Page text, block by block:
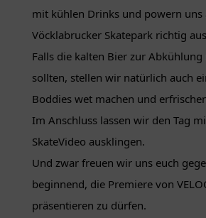
mit kühlen Drinks und powern uns
Vöcklabrucker Skatepark richtig
Falls die kalten Bier zur
sollten, stellen wir natürlich auch
Boddies wet machen und
Im Anschluss lassen wir den Tag
SkateVideo ausklingen.
Und zwar freuen wir uns euch
beginnend, die Premiere von
präsentieren zu dürfen.